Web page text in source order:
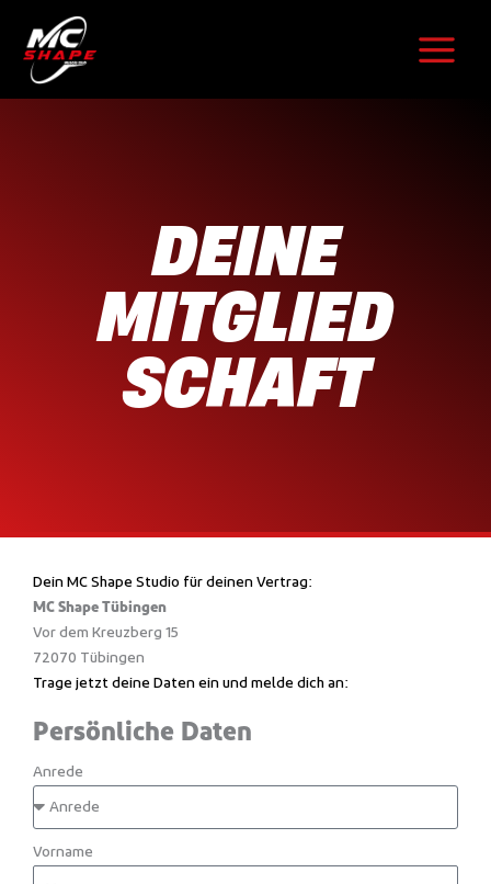
Inhalt
springen
DEINE
MITGLIED
SCHAFT
Dein MC Shape Studio für deinen Vertrag:
MC Shape Tübingen
Vor dem Kreuzberg 15
72070 Tübingen
Trage jetzt deine Daten ein und melde dich an:
Persönliche Daten
Anrede
Vorname